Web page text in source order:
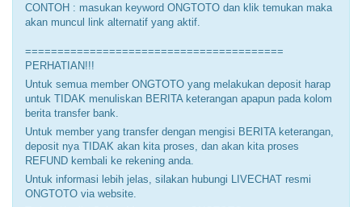
CONTOH : masukan keyword ONGTOTO dan klik temukan maka
akan muncul link alternatif yang aktif.
========================================
PERHATIAN!!!
Untuk semua member ONGTOTO yang melakukan deposit harap
untuk TIDAK menuliskan BERITA keterangan apapun pada kolom
berita transfer bank.
Untuk member yang transfer dengan mengisi BERITA keterangan,
deposit nya TIDAK akan kita proses, dan akan kita proses
REFUND kembali ke rekening anda.
Untuk informasi lebih jelas, silakan hubungi LIVECHAT resmi
ONGTOTO via website.